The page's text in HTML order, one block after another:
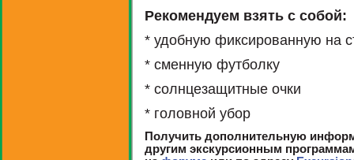
Рекомендуем взять с собой:
* удобную фиксированную на
* сменную футболку
* солнцезащитные очки
* головной убор
Получить дополнительную
другим экскурсионным